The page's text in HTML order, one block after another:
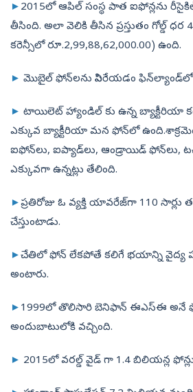
► 2015లో ఆపిల్‌ సంస్థ పాత ఐఫోన్లను
తీసింది. అలా వెలికి తీసిన ప్రస్తుతం గోల్డ్‌
కరెన్సీలో రూ.2,99,88,62,000.00) ఉంది.
► మొబైల్‌ ఫోన్‌లను విసిరేయడం ఫిన్‌ల్యాండ్‌లో
► టాయిలెట్ హ్యాండిల్‌ కు ఉన్న బ్యాక్టీరియా
ఎక్కువ బ్యాక్టీరియా మన ఫోన్‌లో
ఐఫోన్‌లు, ఐప్యాడ్‌లు, ఆండ్రాయిడ్ ఫోన్‌లు,
ఎక్కువగా ఉన్నట్లు తేలింది.
►ప్రతిరోజు ఓ వ్యక్తి యావరేజ్‌గా 110 సార్లు
చేస్తుంటాడు.
►చేతిలో ఫోన్‌ లేకపోతే కలిగే భయాన్ని
అంటారు.
► 1999లో తొలిసారి బెనిఫాన్ ఈఎస్‌ఈ అనే
అందుబాటులోకి వచ్చింది.
► 2015లో వరల్డ్‌ వైడ్‌ గా 1.4 బిలియన్ల